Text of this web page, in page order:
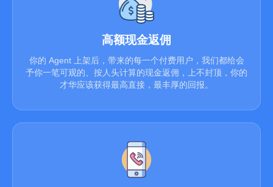
高额现金返佣
你的 Agent 上架后，带来的每一个付费用户，我们都给会
予你一笔可观的、按人头计算的现金返佣，上不封顶，你的
才华应该获得最高直接，最丰厚的回报。